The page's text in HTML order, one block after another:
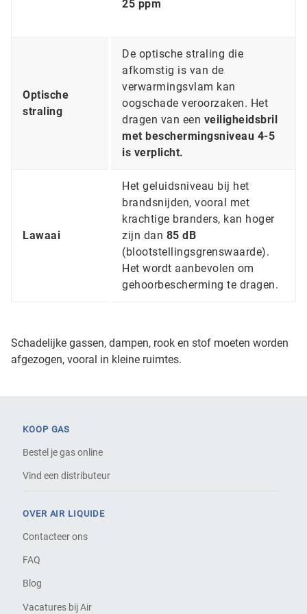
25 ppm
Optische
straling
De optische straling die
afkomstig is van de
verwarmingsvlam kan
oogschade veroorzaken. Het
dragen van een veiligheidsbril
met beschermingsniveau 4-5
is verplicht.
Lawaai
Het geluidsniveau bij het
brandsnijden, vooral met
krachtige branders, kan hoger
zijn dan 85 dB
(blootstellingsgrenswaarde).
Het wordt aanbevolen om
gehoorbescherming te dragen.
Schadelijke gassen, dampen, rook en stof moeten worden
afgezogen, vooral in kleine ruimtes.
KOOP GAS
Bestel je gas online
Vind een distributeur
OVER AIR LIQUIDE
Contacteer ons
FAQ
Blog
Vacatures bij Air